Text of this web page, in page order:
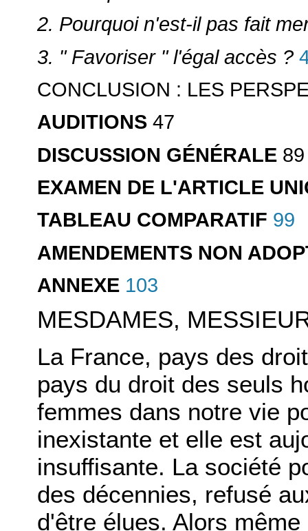
2. Pourquoi n'est-il pas fait
3. " Favoriser " l'égal accès ?
CONCLUSION : LES
AUDITIONS 47
DISCUSSION GÉNÉRALE 89
EXAMEN DE L'ARTICLE
TABLEAU COMPARATIF 99
AMENDEMENTS NON
ANNEXE 103
MESDAMES,
La France, pays des
pays du droit des seuls
femmes dans notre vie
inexistante et elle est
insuffisante. La société
des décennies, refusé
d'être élues. Alors